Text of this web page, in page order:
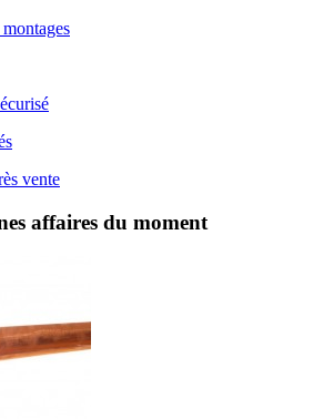
vente
affaires du moment